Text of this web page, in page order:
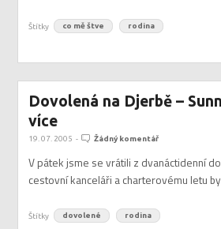
Štítky co mě štve rodina
Dovolená na Djerbě –
více
19. 07. 2005 - Žádný komentář
V pátek jsme se vrátili z dvanáctidenní
cestovní kanceláři a charterovému letu
Štítky dovolené rodina